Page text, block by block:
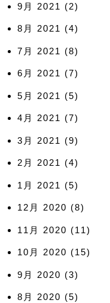
9月 2021 (2)
8月 2021 (4)
7月 2021 (8)
6月 2021 (7)
5月 2021 (5)
4月 2021 (7)
3月 2021 (9)
2月 2021 (4)
1月 2021 (5)
12月 2020 (8)
11月 2020 (11)
10月 2020 (15)
9月 2020 (3)
8月 2020 (5)